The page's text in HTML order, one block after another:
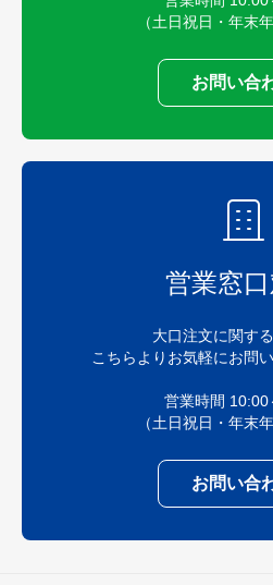
（土日祝日・年末
お問い合
営業窓
大口注文に関す
こちらよりお気軽にお問
営業時間 10:00
（土日祝日・年末
お問い合